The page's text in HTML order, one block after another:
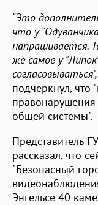
"Это
что у
напрашивается.
же самое у
согласовываться",
подчеркнул, что
общей системы".
Представитель
рассказал, что
"Безопасный
Энгельсе 40